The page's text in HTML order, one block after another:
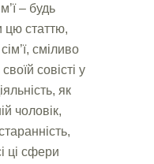
– будь
цю статтю,
сміливо
совісті у
як
чоловік,
ці сфери